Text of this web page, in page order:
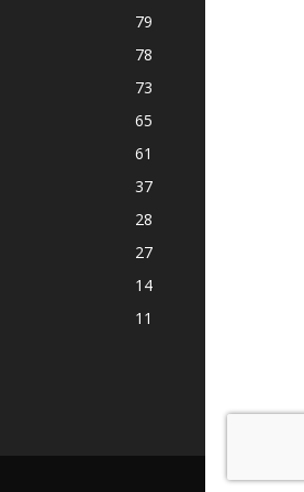
79
78
73
65
61
37
28
27
14
11